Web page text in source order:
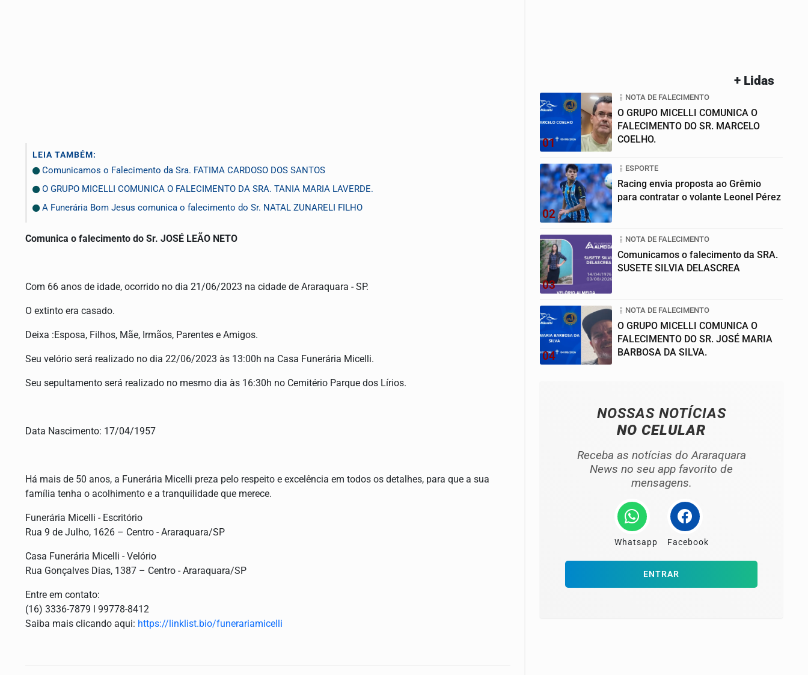
LEIA TAMBÉM:
Comunicamos o Falecimento da Sra. FATIMA CARDOSO DOS SANTOS
O GRUPO MICELLI COMUNICA O FALECIMENTO DA SRA. TANIA MARIA LAVERDE.
A Funerária Bom Jesus comunica o falecimento do Sr. NATAL ZUNARELI FILHO
Comunica o falecimento do Sr. JOSÉ LEÃO NETO
Com 66 anos de idade, ocorrido no dia 21/06/2023 na cidade de Araraquara - SP.
O extinto era casado.
Deixa :Esposa, Filhos, Mãe, Irmãos, Parentes e Amigos.
Seu velório será realizado no dia 22/06/2023 às 13:00h na Casa Funerária Micelli.
Seu sepultamento será realizado no mesmo dia às 16:30h no Cemitério Parque dos Lírios.
Data Nascimento: 17/04/1957
Há mais de 50 anos, a Funerária Micelli preza pelo respeito e excelência em todos os detalhes, para que a sua
família tenha o acolhimento e a tranquilidade que merece.
Funerária Micelli - Escritório
Rua 9 de Julho, 1626 – Centro - Araraquara/SP
Casa Funerária Micelli - Velório
Rua Gonçalves Dias, 1387 – Centro - Araraquara/SP
Entre em contato:
(16) 3336-7879 l 99778-8412
Saiba mais clicando aqui: https://linklist.bio/funerariamicelli
+ Lidas
01
NOTA DE FALECIMENTO
O GRUPO MICELLI COMUNICA O
FALECIMENTO DO SR. MARCELO
COELHO.
02
ESPORTE
Racing envia proposta ao Grêmio
para contratar o volante Leonel Pérez
03
NOTA DE FALECIMENTO
Comunicamos o falecimento da SRA.
SUSETE SILVIA DELASCREA
04
NOTA DE FALECIMENTO
O GRUPO MICELLI COMUNICA O
FALECIMENTO DO SR. JOSÉ MARIA
BARBOSA DA SILVA.
NOSSAS NOTÍCIAS
NO CELULAR
Receba as notícias do Araraquara
News no seu app favorito de
mensagens.
Whatsapp Facebook
ENTRAR